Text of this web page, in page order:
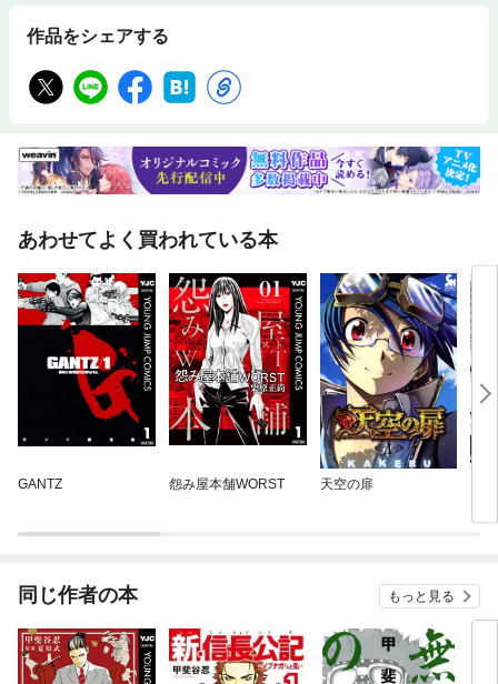
作品をシェアする
あわせてよく買われている本
GANTZ 怨み屋本舗WORST 天空の扉
同じ作者の本 もっと見る